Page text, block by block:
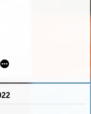
Berendt (1836-1920) -